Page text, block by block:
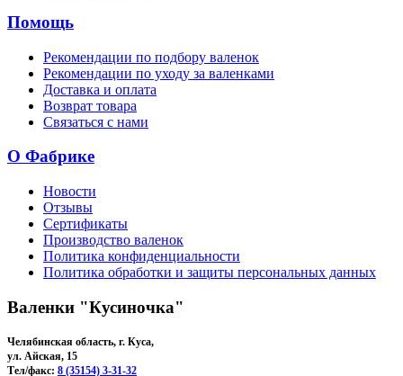
Помощь
Рекомендации по подбору валенок
Рекомендации по уходу за валенками
Доставка и оплата
Возврат товара
Связаться с нами
О Фабрике
Новости
Отзывы
Сертификаты
Производство валенок
Политика конфиденциальности
Политика обработки и защиты персональных данных
Валенки "Кусиночка"
Челябинская область, г. Куса,
ул. Айская, 15
Тел/факс: 8 (35154) 3-31-32